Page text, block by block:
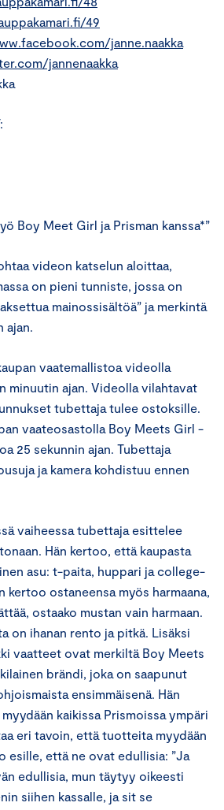
49
janne.naakka
jannenaakka
Boy Meet Girl ja Prisman kanssa*”
videon katselun aloittaa,
on pieni tunniste, jossa on
mainossisältöä” ja merkintä
ajan.
vaatemallistoa videolla
minuutin ajan. Videolla vilahtavat
tubettaja tulee ostoksille.
vaateosastolla Boy Meets Girl -
25 sekunnin ajan. Tubettaja
ja kamera kohdistuu ennen
vaiheessa tubettaja esittelee
Hän kertoo, että kaupasta
asu: t-paita, huppari ja college-
kertoo ostaneensa myös harmaana,
ostaako mustan vain harmaan.
on ihanan rento ja pitkä. Lisäksi
vaatteet ovat merkiltä Boy Meets
brändi, joka on saapunut
ensimmäisenä. Hän
kaikissa Prismoissa ympäri
eri tavoin, että tuotteita myydään
esille, että ne ovat edullisia: ”Ja
edullisia, mun täytyy oikeesti
siihen kassalle, ja sit se